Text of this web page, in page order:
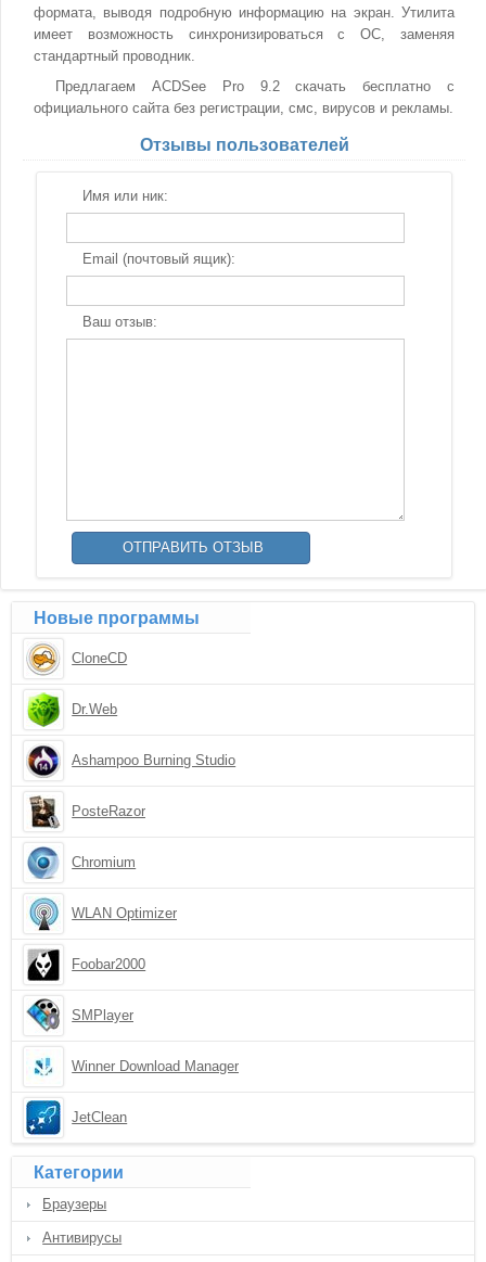
формата, выводя подробную информацию на экран. Утилита
имеет возможность синхронизироваться с ОС, заменяя
стандартный проводник.
Предлагаем ACDSee Pro 9.2 скачать бесплатно с
официального сайта без регистрации, смс, вирусов и рекламы.
Отзывы пользователей
Имя или ник:
Email (почтовый ящик):
Ваш отзыв:
Новые программы
CloneCD
Dr.Web
Ashampoo Burning Studio
PosteRazor
Chromium
WLAN Optimizer
Foobar2000
SMPlayer
Winner Download Manager
JetClean
Категории
Браузеры
Антивирусы